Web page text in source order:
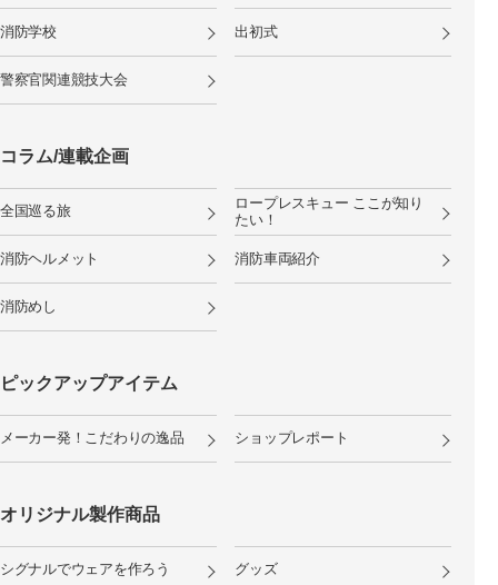
消防学校 出初式
警察官関連競技大会
コラム/連載企画
全国巡る旅
ロープレスキュー ここが知り
たい！
消防ヘルメット 消防車両紹介
消防めし
ピックアップアイテム
メーカー発！こだわりの逸品 ショップレポート
オリジナル製作商品
シグナルでウェアを作ろう グッズ